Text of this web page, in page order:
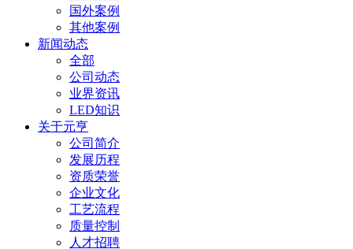
国外案例
其他案例
新闻动态
全部
公司动态
业界资讯
LED知识
关于元亨
公司简介
发展历程
资质荣誉
企业文化
工艺流程
质量控制
人才招聘